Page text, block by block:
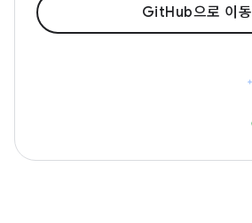
GitHub으로 이동